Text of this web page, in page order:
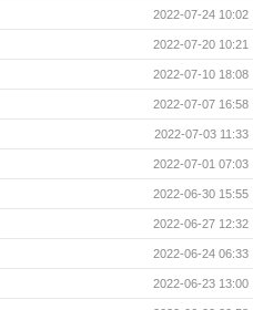
2022-07-24 10:02
2022-07-20 10:21
2022-07-10 18:08
2022-07-07 16:58
2022-07-03 11:33
2022-07-01 07:03
2022-06-30 15:55
2022-06-27 12:32
2022-06-24 06:33
2022-06-23 13:00